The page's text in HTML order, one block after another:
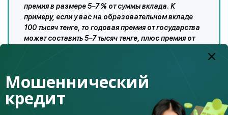
премия в размере 5–7 % от суммы вклада. К
примеру, если у вас на образовательном вкладе
100 тысяч тенге, то годовая премия от государства
может составить 5–7 тысяч тенге, плюс премия от
открытые на детей-сирот, детей, оставшихся без
многодетных, а также малообеспеченных семей, 5
Мошеннический
кредит